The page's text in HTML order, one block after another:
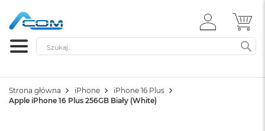
ZALOGUJ
SIĘ
Szukaj
Strona główna iPhone
iPhone 16 Plus
Apple iPhone 16 Plus 256GB Biały (White)